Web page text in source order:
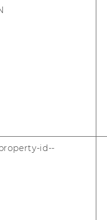
Course 3
Project:
for Central
id--